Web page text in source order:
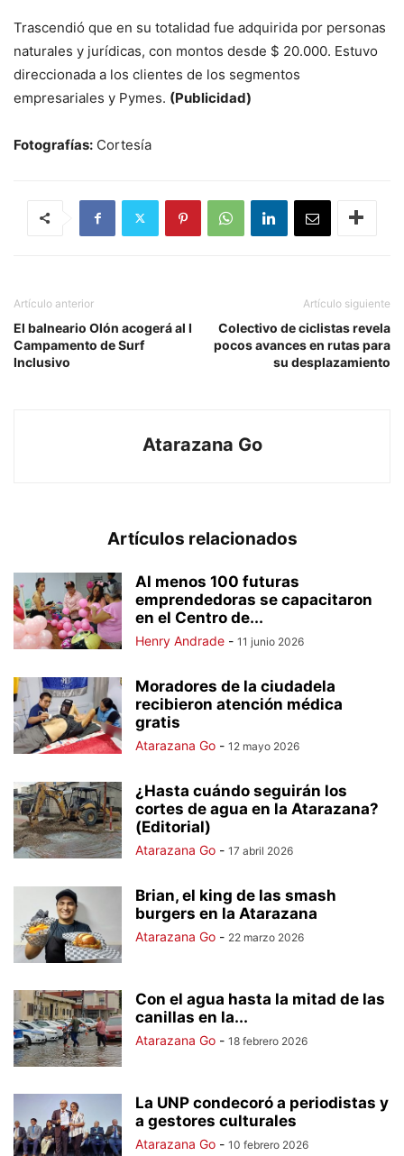
Trascendió que en su totalidad fue adquirida por personas
naturales y jurídicas, con montos desde $ 20.000. Estuvo
direccionada a los clientes de los segmentos
empresariales y Pymes. (Publicidad)
Fotografías: Cortesía
Artículo anterior
El balneario Olón acogerá al I
Campamento de Surf
Inclusivo
Artículo siguiente
Colectivo de ciclistas revela
pocos avances en rutas para
su desplazamiento
Atarazana Go
Artículos relacionados
Al menos 100 futuras
emprendedoras se capacitaron
en el Centro de...
Henry Andrade - 11 junio 2026
Moradores de la ciudadela
recibieron atención médica
gratis
Atarazana Go - 12 mayo 2026
¿Hasta cuándo seguirán los
cortes de agua en la Atarazana?
(Editorial)
Atarazana Go - 17 abril 2026
Brian, el king de las smash
burgers en la Atarazana
Atarazana Go - 22 marzo 2026
Con el agua hasta la mitad de las
canillas en la...
Atarazana Go - 18 febrero 2026
La UNP condecoró a periodistas y
a gestores culturales
Atarazana Go - 10 febrero 2026